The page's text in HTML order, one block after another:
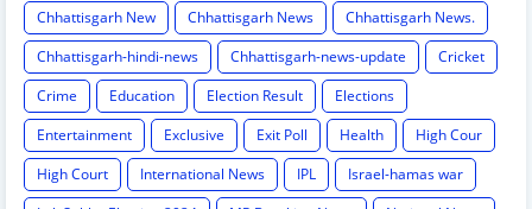
Chhattisgarh New
Chhattisgarh News
Chhattisgarh News.
Chhattisgarh-hindi-news
Chhattisgarh-news-update
Cricket
Crime
Education Election Result
Elections
Entertainment
Exclusive Exit Poll Health
High Cour
High Court
International News IPL
Israel-hamas war